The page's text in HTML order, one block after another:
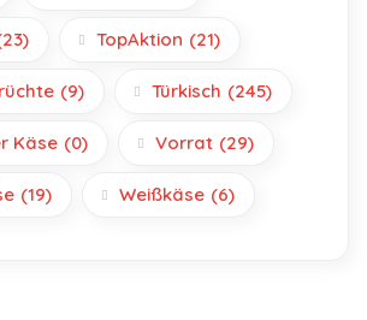
TopAktion (21)
(9) Türkisch (245)
Käse (0) Vorrat (29)
(19) Weißkäse (6)